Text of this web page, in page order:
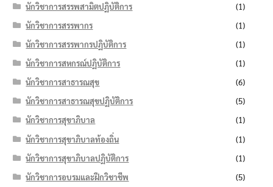
นักวิชาการสรรพสามิตปฏิบัติการ
(1)
นักวิชาการสรรพากร
(1)
นักวิชาการสรรพากรปฏิบัติการ
(1)
นักวิชาการสหกรณ์ปฏิบัติการ
(1)
นักวิชาการสาธารณสุข
(6)
นักวิชาการสาธารณสุขปฏิบัติการ
(5)
นักวิชาการสุขาภิบาล
(1)
นักวิชาการสุขาภิบาลท้องถิ่น
(1)
นักวิชาการสุขาภิบาลปฏิบัติการ
(1)
นักวิชาการอบรมและฝึกวิชาชีพ
(5)